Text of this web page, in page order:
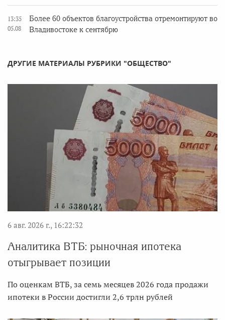
13:35
05.08
Более 60 объектов благоустройства отремонтируют во
Владивостоке к сентябрю
ДРУГИЕ МАТЕРИАЛЫ РУБРИКИ "ОБЩЕСТВО"
6 авг. 2026 г., 16:22:32
Аналитика ВТБ: рыночная ипотека
отыгрывает позиции
По оценкам ВТБ, за семь месяцев 2026 года продажи
ипотеки в России достигли 2,6 трлн рублей